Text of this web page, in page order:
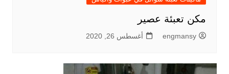
مكن تعبئة عصير
engmansy أغسطس 26, 2020